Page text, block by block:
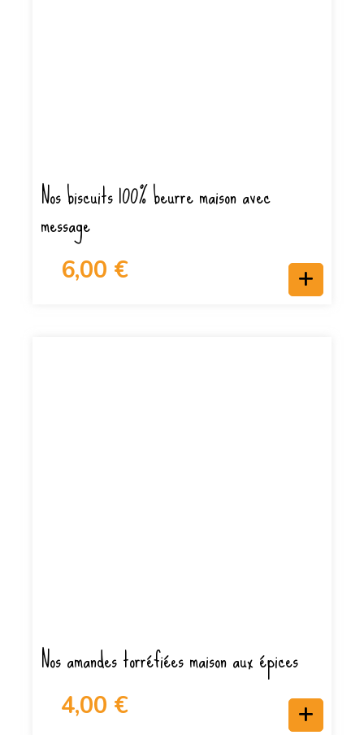
Nos biscuits 100% beurre maison avec
message
6,00 € +
Nos amandes torréfiées maison aux épices
4,00 € +